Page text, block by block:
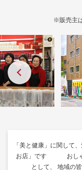
※販売主
「美と健康」に関して
お店」です おしゃ
として、 地域の